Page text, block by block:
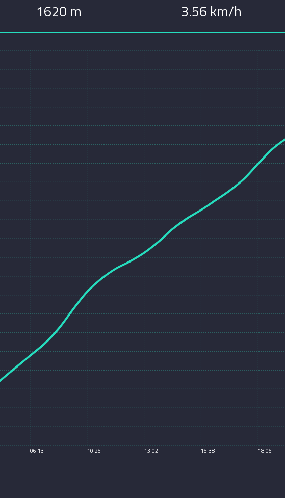
1620 m 3.56 km/h
06:13 10:25 13:02 15:38 18:06